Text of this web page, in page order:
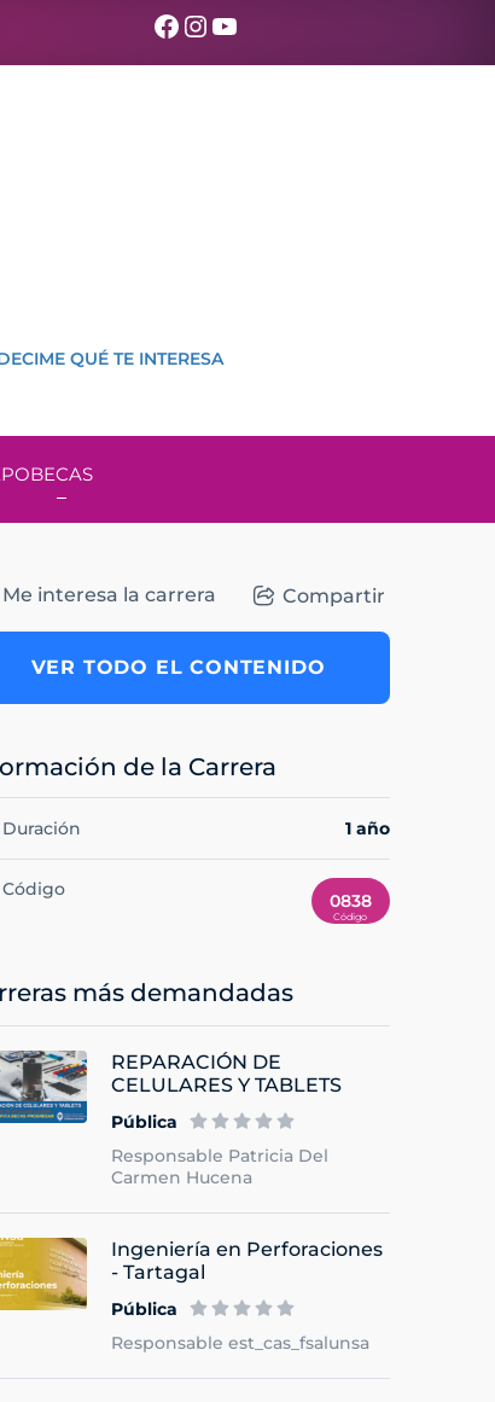
Facebook
Instagram
YouTube
QUÉ TE INTERESA
BECAS
Me interesa la carrera Compartir
VER TODO EL CONTENIDO
de la Carrera
Duración 1 año
Código
0838
más demandadas
REPARACIÓN DE
CELULARES Y TABLETS
Pública
Responsable Patricia Del
Carmen Hucena
Ingeniería en Perforaciones
- Tartagal
Pública
Responsable est_cas_fsalunsa